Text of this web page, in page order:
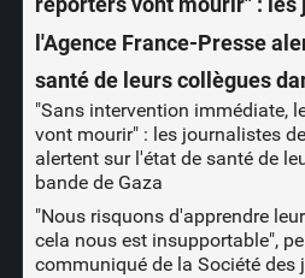
l'Agence France-Presse
santé de leurs collègues
"Sans intervention immédiate,
vont mourir" : les journalistes
alertent sur l'état de santé de
bande de Gaza
"Nous risquons d'apprendre
cela nous est insupportable",
communiqué de la Société des